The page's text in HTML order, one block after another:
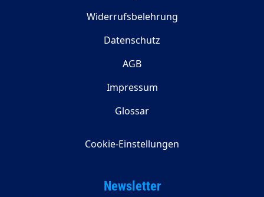
Widerrufsbelehrung
Datenschutz
AGB
Impressum
Glossar
Cookie-Einstellungen
Newsletter